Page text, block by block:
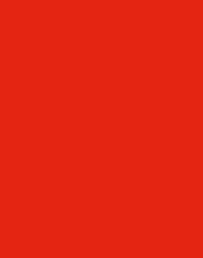
Instytut
polskiej, a